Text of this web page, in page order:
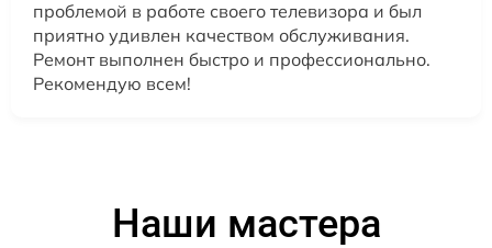
проблемой в работе своего телевизора и был
приятно удивлен качеством обслуживания.
Ремонт выполнен быстро и профессионально.
Рекомендую всем!
Наши мастера